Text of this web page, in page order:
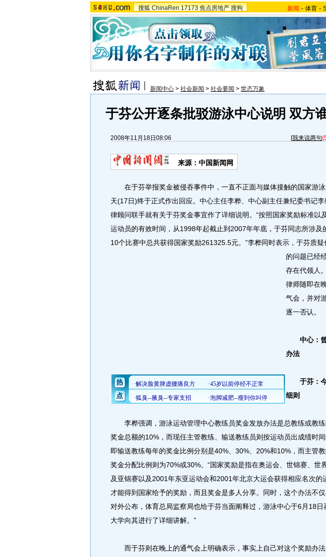
搜狐 ChinaRen 17173 焦点房地产 搜狗 新闻 - 体育 -
新闻中心 > 社会新闻 > 社会要闻 > 世态万象
于芬公开逐条批驳游泳中心说明 双方
2008年11月18日08:06 [我来说两句
来源：中国新闻网
在于芬举报奖金被侵吞事件中，一直不正面与媒体接触的国家游泳
天(17日)终于正式作出回应。中心主任李桦、中心副主任兼纪委书记
律顾问联手就有关于芬奖金事宜作了详细说明。“按照国家奖励标准以
运动员的有效时间，从1998年起截止到2007年年底，于芬同志所涉及
10个比赛中总共获得国家奖励261325.5元。 ”李桦同时表示，于芬质
的问题已经
存在代领人
律师随即在
气会，并对
逐一否认。
中心：
办法
于芬：
细则
李桦强调，游泳运动管理中心教练员奖金发放办法是总教练或教练
奖金总额的10%，而现任主管教练、输送教练员则按运动员出成绩时间
即输送教练每年的奖金比例分别是40%、30%、20%和10%，而主管
奖金分配比例则为70%或30%。“国家奖励是指在奥运会、世锦赛、世
及亚锦赛以及2001年东亚运动会和2001年北京大运会获得相应名次的
才能得到国家给予的奖励，而且奖金是多人分享。同时，这个办法不
对外公布，体育总局监察局也给于芬当面阐释过，游泳中心于6月18日
大学向其进行了详细讲解。”
而于芬则在晚上的通气会上明确表示，事实上自己对这个奖励办法